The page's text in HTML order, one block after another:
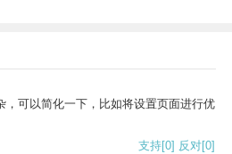
，可以简化一下，比如将设置页面进行优
支持[0] 反对[0]